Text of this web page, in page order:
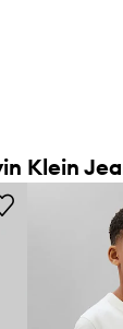
Klein